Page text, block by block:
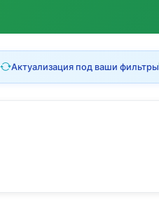
Актуализация под ваши фильтры